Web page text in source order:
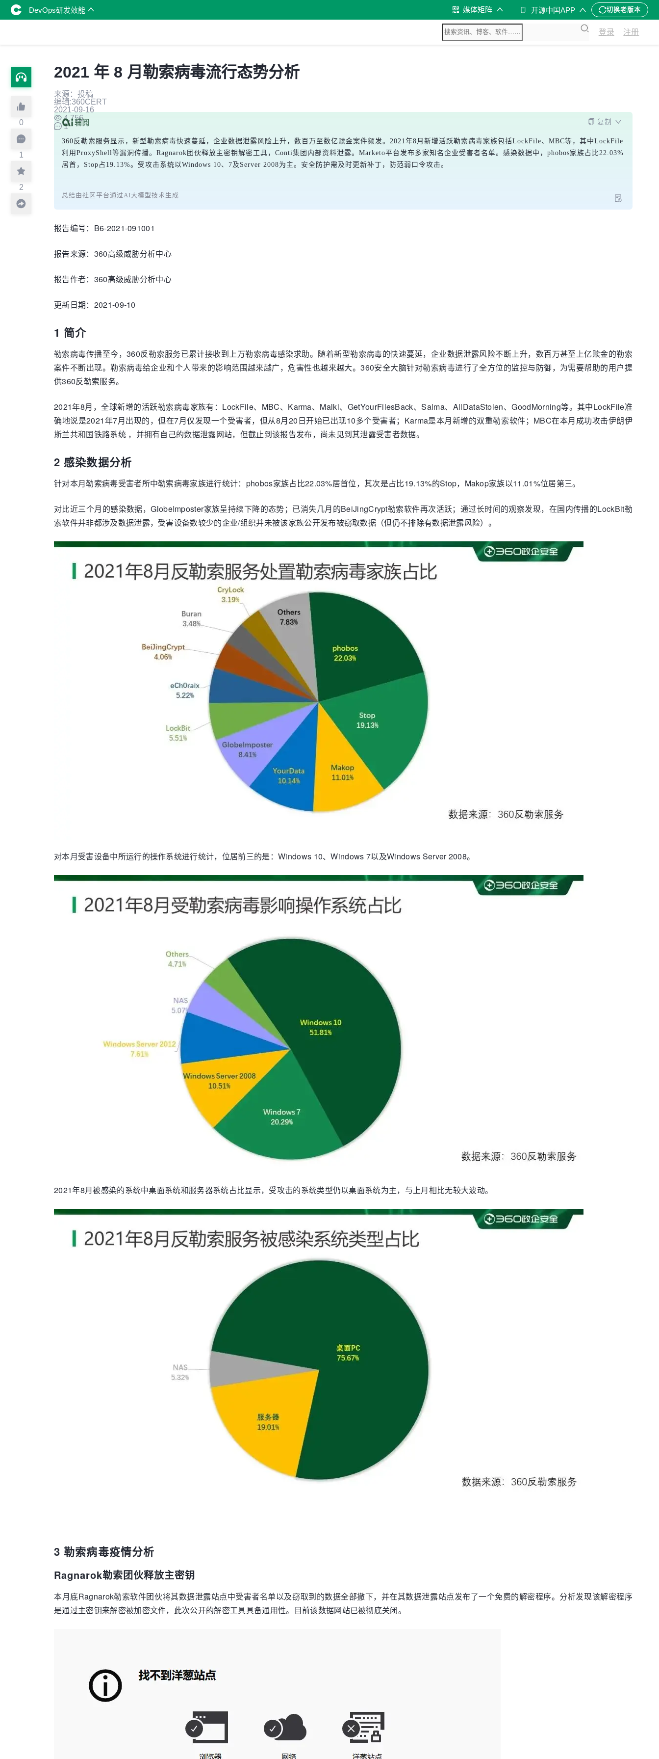
DevOps研发效能 媒体矩阵 开源中国APP 切换老版本
登录 注册
0
1
2
2021 年 8 月勒索病毒流行态势分析
来源：投稿
编辑:360CERT
2021-09-16
4,756
1
复制
360反勒索服务显示，新型勒索病毒快速蔓延，企业数据泄露风险上升，数百万至数亿赎金案件频发。2021年8月新增活跃勒索病毒家族包括LockFile、MBC等，其中LockFile
利用ProxyShell等漏洞传播。Ragnarok团伙释放主密钥解密工具，Conti集团内部资料泄露。Marketo平台发布多家知名企业受害者名单。感染数据中，phobos家族占比22.03%
居首，Stop占19.13%。受攻击系统以Windows 10、7及Server 2008为主。安全防护需及时更新补丁，防范弱口令攻击。
总结由社区平台通过AI大模型技术生成
报告编号：B6-2021-091001
报告来源：360高级威胁分析中心
报告作者：360高级威胁分析中心
更新日期：2021-09-10
1 简介
勒索病毒传播至今，360反勒索服务已累计接收到上万勒索病毒感染求助。随着新型勒索病毒的快速蔓延，企业数据泄露风险不断上升，数百万甚至上亿赎金的勒索
案件不断出现。勒索病毒给企业和个人带来的影响范围越来越广，危害性也越来越大。360安全大脑针对勒索病毒进行了全方位的监控与防御，为需要帮助的用户提
供360反勒索服务。
2021年8月，全球新增的活跃勒索病毒家族有：LockFile、MBC、Karma、Malki、GetYourFilesBack、Salma、AllDataStolen、GoodMorning等。其中LockFile准
确地说是2021年7月出现的，但在7月仅发现一个受害者，但从8月20日开始已出现10多个受害者；Karma是本月新增的双重勒索软件；MBC在本月成功攻击伊朗伊
斯兰共和国铁路系统 ，并拥有自己的数据泄露网站，但截止到该报告发布，尚未见到其泄露受害者数据。
2 感染数据分析
针对本月勒索病毒受害者所中勒索病毒家族进行统计：phobos家族占比22.03%居首位，其次是占比19.13%的Stop，Makop家族以11.01%位居第三。
对比近三个月的感染数据，GlobeImposter家族呈持续下降的态势；已消失几月的BeiJingCrypt勒索软件再次活跃；通过长时间的观察发现，在国内传播的LockBit勒
索软件并非都涉及数据泄露，受害设备数较少的企业/组织并未被该家族公开发布被窃取数据（但仍不排除有数据泄露风险）。
对本月受害设备中所运行的操作系统进行统计，位居前三的是：Windows 10、Windows 7以及Windows Server 2008。
2021年8月被感染的系统中桌面系统和服务器系统占比显示，受攻击的系统类型仍以桌面系统为主，与上月相比无较大波动。
3 勒索病毒疫情分析
Ragnarok勒索团伙释放主密钥
本月底Ragnarok勒索软件团伙将其数据泄露站点中受害者名单以及窃取到的数据全部撤下，并在其数据泄露站点发布了一个免费的解密程序。分析发现该解密程序
是通过主密钥来解密被加密文件，此次公开的解密工具具备通用性。目前该数据网站已被彻底关闭。